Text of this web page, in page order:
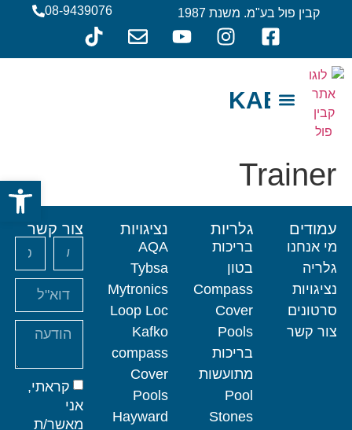
פתח
קבין פול בע"מ. משנת 1987 08-9439076
KABIN
Trainer
עמודים
מי אנחנו
גלריה
נציגויות
סרטונים
צור קשר
גלריות
בריכות
בטון
Compass
Cover
Pools
בריכות
מתועשות
Pool
Stones
נציגויות
AQA
Tybsa
Mytronics
Loop Loc
Kafko
compass
Cover
Pools
Hayward
צור קשר
קראתי,
אני
מאשר/ת